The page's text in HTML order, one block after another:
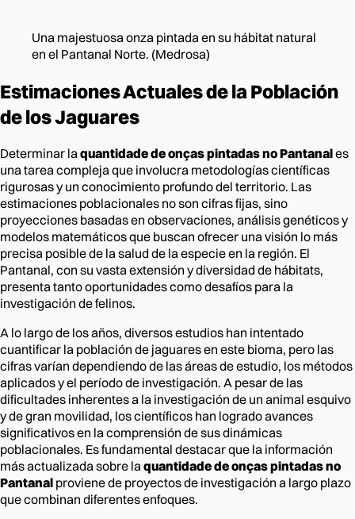
Una majestuosa onza pintada en su hábitat natural
en el Pantanal Norte. (Medrosa)
Estimaciones Actuales de la Población
de los Jaguares
Determinar la quantidade de onças pintadas no Pantanales
una tarea compleja que involucra metodologías científicas
rigurosas y un conocimiento profundo del territorio. Las
estimaciones poblacionales no son cifras fijas, sino
proyecciones basadas en observaciones, análisis genéticos y
modelos matemáticos que buscan ofrecer una visión lo más
precisa posible de la salud de la especie en la región. El
Pantanal, con su vasta extensión y diversidad de hábitats,
presenta tanto oportunidades como desafíos para la
investigación de felinos.
A lo largo de los años, diversos estudios han intentado
cuantificar la población de jaguares en este bioma, pero las
cifras varían dependiendo de las áreas de estudio, los métodos
aplicados y el período de investigación. A pesar de las
dificultades inherentes a la investigación de un animal esquivo
y de gran movilidad, los científicos han logrado avances
significativos en la comprensión de sus dinámicas
poblacionales. Es fundamental destacar que la información
más actualizada sobre la quantidade de onças pintadas no
Pantanal proviene de proyectos de investigación a largo plazo
que combinan diferentes enfoques.